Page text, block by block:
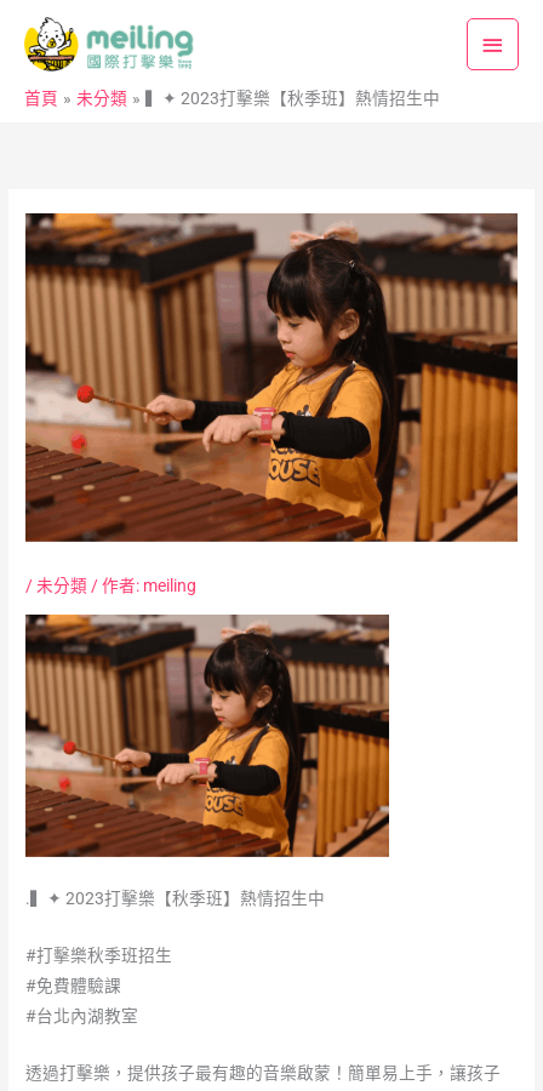
主
要
首頁 未分類 ▍✦ 2023打擊樂【秋季班】熱情招生中
/未分類 / 作者: meiling
.▍✦ 2023打擊樂【秋季班】熱情招生中
#打擊樂秋季班招生
#免費體驗課
#台北內湖教室
透過打擊樂，提供孩子最有趣的音樂啟蒙！簡單易上手，讓孩子